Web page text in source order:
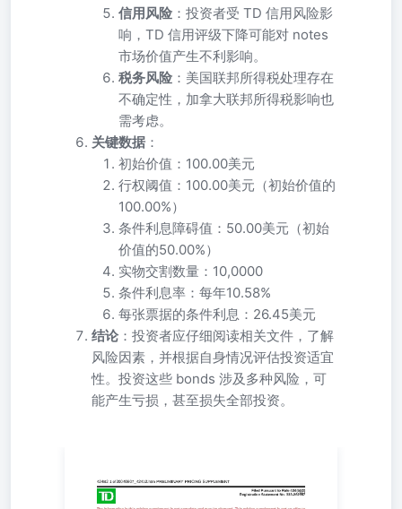
信用风险 ：投资者受 TD 信用风险影
响，TD 信用评级下降可能对 notes
市场价值产生不利影响。
税务风险 ：美国联邦所得税处理存在
不确定性，加拿大联邦所得税影响也
需考虑。
关键数据 ：
初始价值：100.00美元
行权阈值：100.00美元（初始价值的
100.00%）
条件利息障碍值：50.00美元（初始
价值的50.00%）
实物交割数量：10,0000
条件利息率：每年10.58%
每张票据的条件利息：26.45美元
结论：投资者应仔细阅读相关文件，了解
风险因素，并根据自身情况评估投资适宜
性。投资这些 bonds 涉及多种风险，可
能产生亏损，甚至损失全部投资。
售的州进行购买要约。待完成。日期：2024年12月31日。